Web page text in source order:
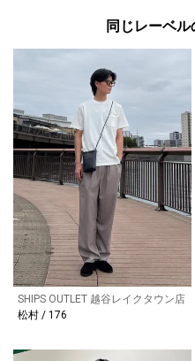
同じレーベ
SHIPS OUTLET 越谷レイクタウン店
松村 / 176